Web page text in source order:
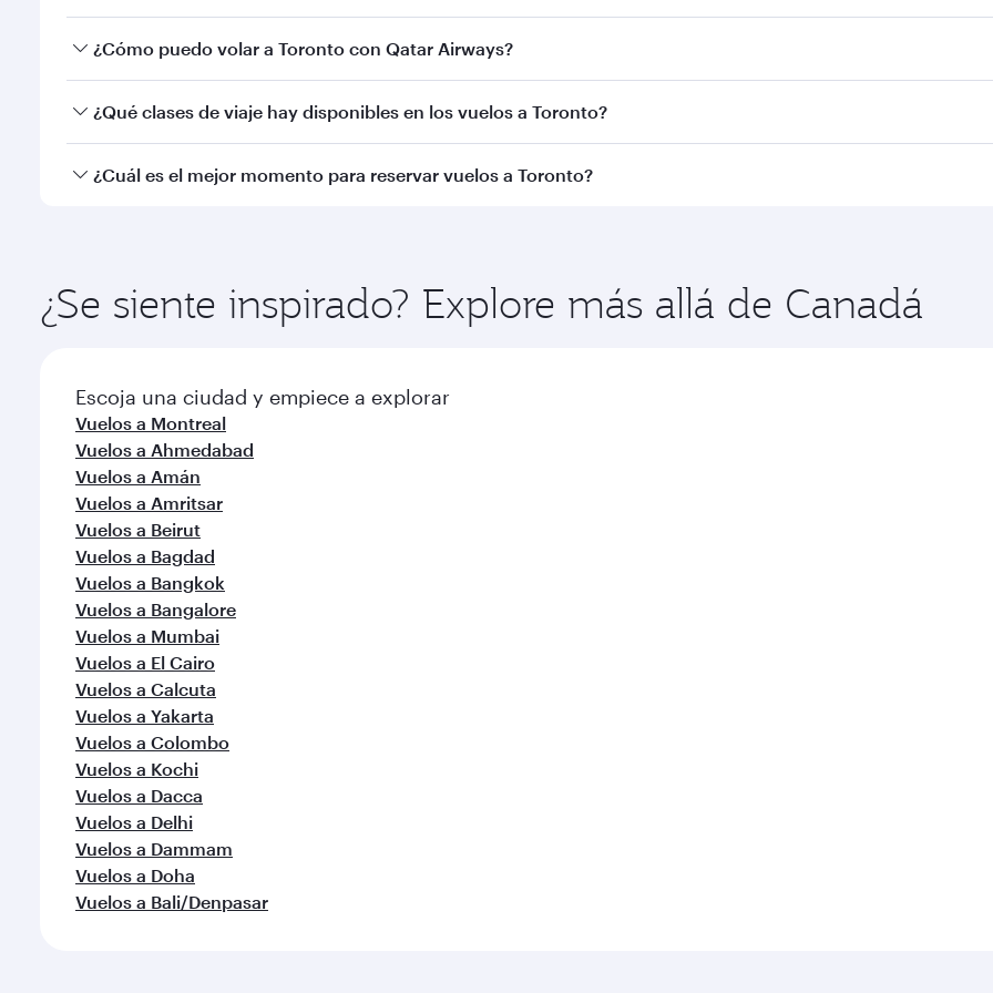
Sí, Qatar Airways opera vuelos directos a Toronto. Busque vuelos a través en nuestra página de inicio y
¿Cómo puedo volar a Toronto con Qatar Airways?
Puede volar directamente a Toronto con Qatar Airways. Le conectamos con más de 150 destinos a través de
¿Qué clases de viaje hay disponibles en los vuelos a Toronto?
La disponibilidad de las clases de viaje dependerá de la ruta y la aerolínea operadora. En el caso de los vuelos
¿Cuál es el mejor momento para reservar vuelos a Toronto?
¿Se siente inspirado? Explore más allá de Canadá
Escoja una ciudad y empiece a explorar
Vuelos a Montreal
Vuelos a Ahmedabad
Vuelos a Amán
Vuelos a Amritsar
Vuelos a Beirut
Vuelos a Bagdad
Vuelos a Bangkok
Vuelos a Bangalore
Vuelos a Mumbai
Vuelos a El Cairo
Vuelos a Calcuta
Vuelos a Yakarta
Vuelos a Colombo
Vuelos a Kochi
Vuelos a Dacca
Vuelos a Delhi
Vuelos a Dammam
Vuelos a Doha
Vuelos a Bali/Denpasar